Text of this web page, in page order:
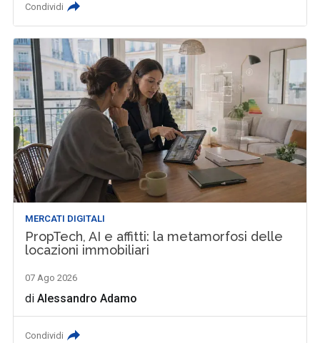
Condividi
MERCATI DIGITALI
PropTech, AI e affitti: la metamorfosi delle
locazioni immobiliari
07 Ago 2026
diAlessandro Adamo
Condividi